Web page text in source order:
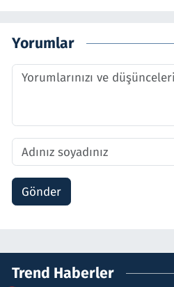
Yorumlar
Gönder
Trend Haberler